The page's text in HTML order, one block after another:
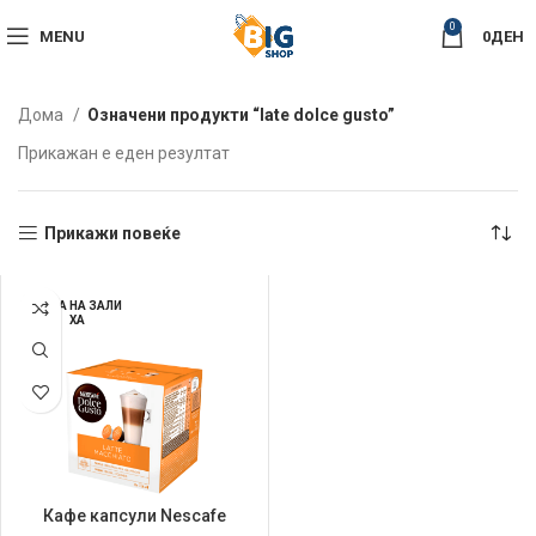
MENU
0
0ДЕН
Дома
Означени продукти “late dolce gusto”
Прикажан е еден резултат
Прикажи повеќе
НЕМА НА ЗАЛИ
ХА
Кафе капсули Nescafe